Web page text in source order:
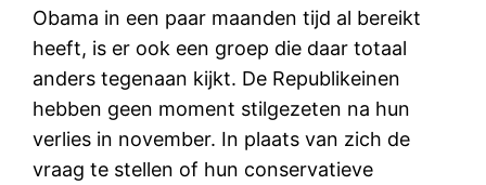
Obama in een paar maanden tijd al bereikt
heeft, is er ook een groep die daar totaal
anders tegenaan kijkt. De Republikeinen
hebben geen moment stilgezeten na hun
verlies in november. In plaats van zich de
vraag te stellen of hun conservatieve